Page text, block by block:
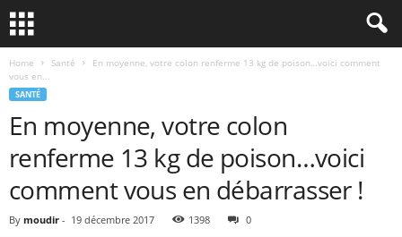
Home Santé
En moyenne, votre colon renferme 13 kg de poison…voici comment
vous en...
SANTÉ
En moyenne, votre colon
renferme 13 kg de poison…voici
comment vous en débarrasser !
By moudir - 19 décembre 2017 1398 0